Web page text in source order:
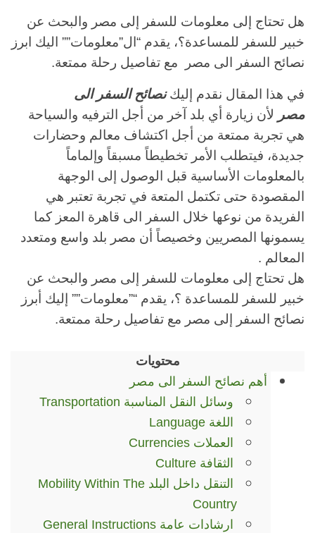
هل تحتاج إلى معلومات للسفر إلى مصر والبحث عن
خبير للسفر للمساعدة؟، يقدم “ال”معلومات”” اليك ابرز
نصائح السفر الى مصر مع تفاصيل رحلة ممتعة.
في هذا المقال نقدم إليكنصائح السفر الى
مصر لأن زيارة أي بلد آخر من أجل الترفيه والسياحة
هي تجربة ممتعة من أجل اكتشاف معالم وحضارات
جديدة، فيتطلب الأمر تخطيطاً مسبقاً وإلماماً
بالمعلومات الأساسية قبل الوصول إلى الوجهة
المقصودة حتى تكتمل المتعة في تجربة تعتبر هي
الفريدة من نوعها خلال السفر الى قاهرة المعز كما
يسمونها المصريين وخصيصاً أن مصر بلد واسع ومتعدد
المعالم .
هل تحتاج إلى معلومات للسفر إلى مصر والبحث عن
خبير للسفر للمساعدة ؟، يقدم “”معلومات”” إليك أبرز
نصائح السفر إلى مصر مع تفاصيل رحلة ممتعة.
محتويات
أهم نصائح السفر الى مصر
وسائل النقل المناسبة Transportation
اللغة Language
العملات Currencies
الثقافة Culture
التنقل داخل البلد Mobility Within The
Country
ارشادات عامة General Instructions